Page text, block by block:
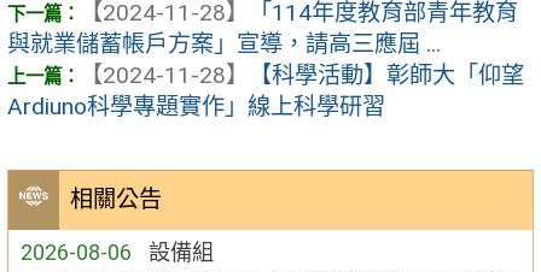
相關公告
2026-08-06 設備組
【2024-11-28】
「114年度教育部青年教育
與就業儲蓄帳戶方案」宣導，請高三應屆 ...
【2024-11-28】
【科學活動】彰師大「仰望
Ardiuno科學專題實作」線上科學研習